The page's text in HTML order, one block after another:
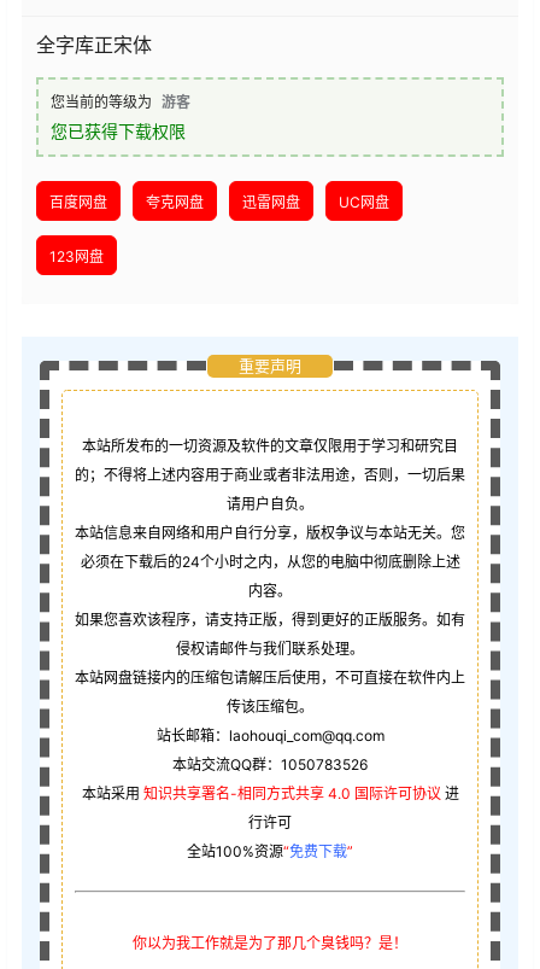
全字库正宋体
您当前的等级为 游客
您已获得下载权限
百度网盘 夸克网盘 迅雷网盘 UC网盘
123网盘
重要声明
本站所发布的一切资源及软件的文章仅限用于学习和研究目
的；不得将上述内容用于商业或者非法用途，否则，一切后果
请用户自负。
本站信息来自网络和用户自行分享，版权争议与本站无关。您
必须在下载后的24个小时之内，从您的电脑中彻底删除上述
内容。
如果您喜欢该程序，请支持正版，得到更好的正版服务。如有
侵权请邮件与我们联系处理。
本站网盘链接内的压缩包请解压后使用，不可直接在软件内上
传该压缩包。
站长邮箱：laohouqi_com@qq.com
本站交流QQ群：1050783526
本站采用 知识共享署名-相同方式共享 4.0 国际许可协议 进
行许可
全站100%资源“免费下载”
你以为我工作就是为了那几个臭钱吗？是！